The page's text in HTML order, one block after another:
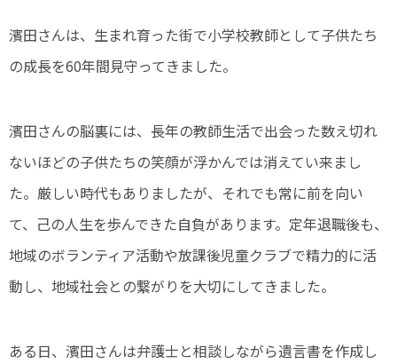
濱田さんは、生まれ育った街で小学校教師として子供たち
の成長を60年間見守ってきました。
濱田さんの脳裏には、長年の教師生活で出会った数え切れ
ないほどの子供たちの笑顔が浮かんでは消えてい来まし
た。厳しい時代もありましたが、それでも常に前を向い
て、己の人生を歩んできた自負があります。定年退職後も、
地域のボランティア活動や放課後児童クラブで精力的に活
動し、地域社会との繋がりを大切にしてきました。
ある日、濱田さんは弁護士と相談しながら遺言書を作成し